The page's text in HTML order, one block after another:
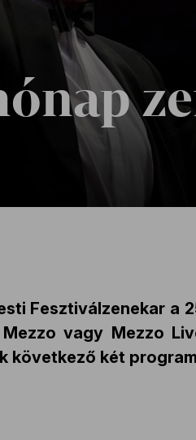
Fesztiválzenekar
vagy Mezzo
következő két